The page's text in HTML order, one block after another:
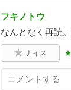
フキノトウ
なんとなく再読
ナイス